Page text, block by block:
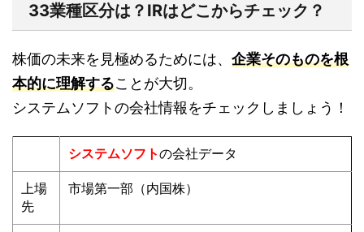
33業種区分は？IRはどこからチェック？
株価の未来を見極めるためには、 企業そのものを根
本的に理解することが大切。
システムソフトの会社情報をチェックしましょう！
システムソフトの会社データ
上場
先
市場第一部（内国株）